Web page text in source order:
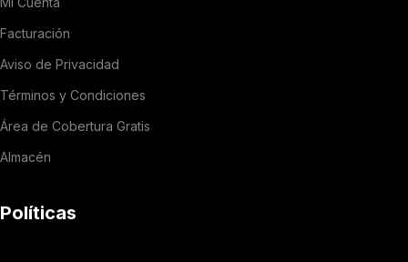
Facturación
Aviso de Privacidad
Términos y Condiciones
Área de Cobertura Gratis
Almacén
Políticas